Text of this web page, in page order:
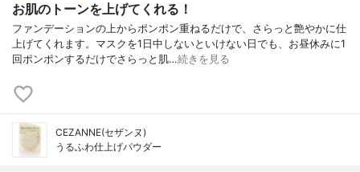
お肌のトーンを上げてくれる！
ファンデーションの上からポンポン重ねるだけで、さらっと艶やかに仕
上げてくれます。マスクを1日中しないといけない日でも、お昼休みに1
回ポンポンするだけでさらっと肌…続きを見る
CEZANNE(セザンヌ)
うるふわ仕上げパウダー